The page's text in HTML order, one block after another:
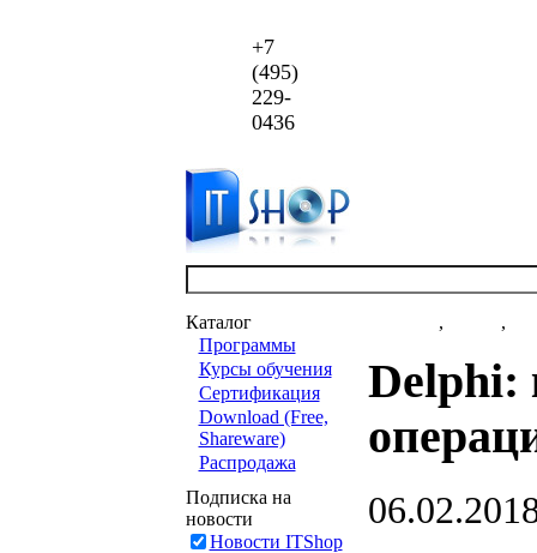
+7
(495)
229-
0436
Каталог
Программы
Курсы обучения
Сертификация
Download (Free,
Shareware)
Распродажа
Подписка на
новости
Новости ITShop
, ,
Delphi: